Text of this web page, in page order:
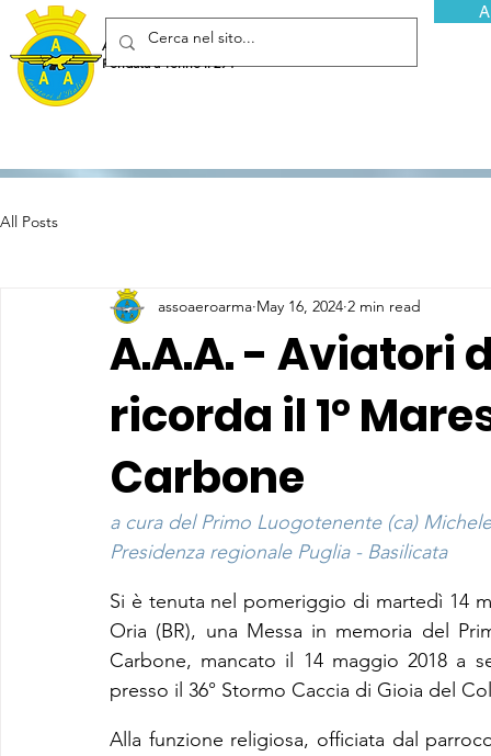
Associazione Arma Aeronautica - Aviatori d'Italia ETS
Fondata a Torino il 29 febbraio 1952
All Posts
A.A.A. - Aviatori
ricorda il 1°
Carbone
assoaeroarma May 16, 2024 2 min read
a cura del Primo Luogotenente (ca)
Presidenza regionale Puglia - Basilicata
Si è tenuta nel pomeriggio di martedì 14
Oria (BR), una Messa in memoria del
Carbone, mancato il 14 maggio 2018 a
presso il 36° Stormo Caccia di Gioia del
Alla funzione religiosa, officiata dal